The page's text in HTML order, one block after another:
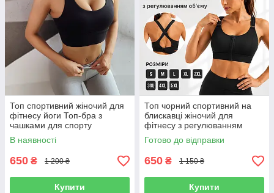
Топ спортивний жіночий для
фітнесу йоги Топ-бра з
чашками для спорту
тренувань чорний з
відкритою спиною
В наявності
650 ₴ 1 200 ₴
Купити
Топ чорний спортивний на
блискавці жіночий для
фітнесу з регулюванням
об'єму для тренування бігу
на широких бретелях
Готово до відправки
650 ₴ 1 150 ₴
Купити